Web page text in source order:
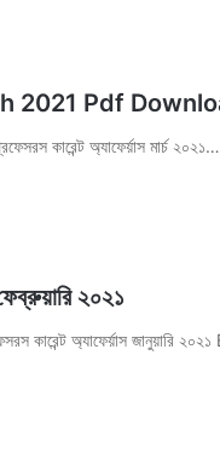
2021 Pdf
অ্যাফের্য়াস মার্চ ২০২১…
২০২১
কারেন্ট অ্যাফের্য়াস জানুয়ারি